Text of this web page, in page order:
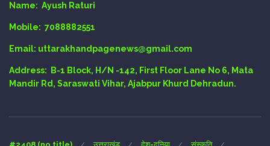
Name: Ayush Raturi
Mobile: 7088882551
Email: uttarakhandpagenews@gmail.com
Address:
B-1 Block, H/N -142, First Floor Lane No 6, Mata
Mandir Rd, Saraswati Vihar, Ajabpur Khurd Dehradun.